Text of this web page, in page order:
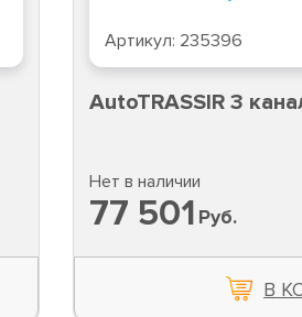
Артикул: 235396
AutoTRASSIR 3
Нет в наличии
77 501 Руб.
В